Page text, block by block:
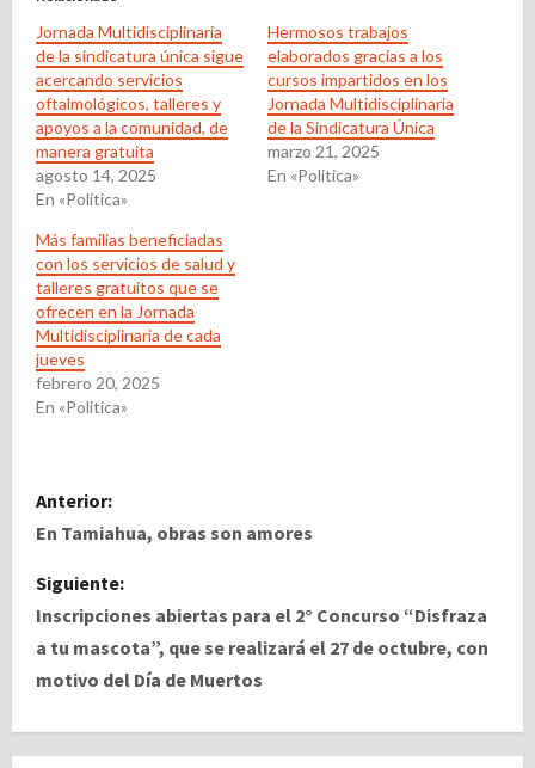
Jornada Multidisciplinaria
de la sindicatura única sigue
acercando servicios
oftalmológicos, talleres y
apoyos a la comunidad, de
manera gratuita
agosto 14, 2025
En «Politica»
Hermosos trabajos
elaborados gracias a los
cursos impartidos en los
Jornada Multidisciplinaria
de la Sindicatura Única
marzo 21, 2025
En «Politica»
Más familias beneficiadas
con los servicios de salud y
talleres gratuitos que se
ofrecen en la Jornada
Multidisciplinaria de cada
jueves
febrero 20, 2025
En «Politica»
N
a
v
e
g
a
Anterior:
En Tamiahua, obras son amores
Siguiente:
Inscripciones abiertas para el 2° Concurso “Disfraza
a tu mascota”, que se realizará el 27 de octubre, con
motivo del Día de Muertos